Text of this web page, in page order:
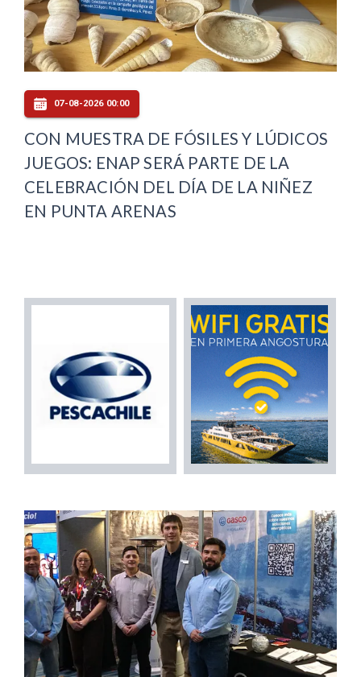
07-08-2026 00:00
CON MUESTRA DE FÓSILES Y LÚDICOS
JUEGOS: ENAP SERÁ PARTE DE LA
CELEBRACIÓN DEL DÍA DE LA NIÑEZ
EN PUNTA ARENAS